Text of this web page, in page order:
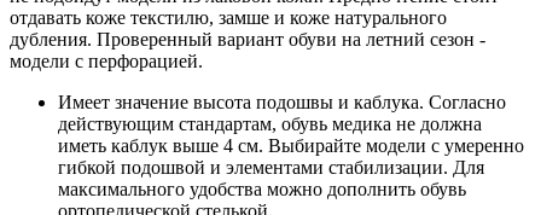
отдавать коже текстилю, замше и коже натурального
дубления. Проверенный вариант обуви на летний сезон -
модели с перфорацией.
Имеет значение высота подошвы и каблука. Согласно
действующим стандартам, обувь медика не должна
иметь каблук выше 4 см. Выбирайте модели с умеренно
гибкой подошвой и элементами стабилизации. Для
максимального удобства можно дополнить обувь
ортопедической стелькой.